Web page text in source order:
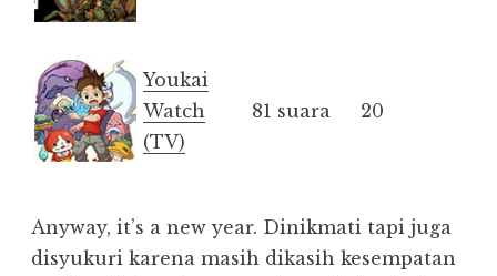
Youkai
Watch
(TV)
81 suara 20
Anyway, it’s a new year. Dinikmati tapi juga
disyukuri karena masih dikasih kesempatan